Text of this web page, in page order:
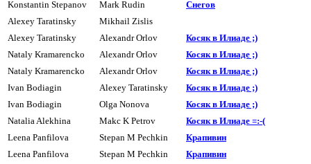
Konstantin Stepanov
Mark Rudin
Cнегов
Alexey Taratinsky
Mikhail Zislis
Alexey Taratinsky
Alexandr Orlov
Косяк в Илиаде ;)
Nataly Kramarencko
Alexandr Orlov
Косяк в Илиаде ;)
Nataly Kramarencko
Alexandr Orlov
Косяк в Илиаде ;)
Ivan Bodiagin
Alexey Taratinsky
Косяк в Илиаде ;)
Ivan Bodiagin
Olga Nonova
Косяк в Илиаде ;)
Natalia Alekhina
Makc K Petrov
Косяк в Илиаде =:-(
Leena Panfilova
Stepan M Pechkin
Кpапивин
Leena Panfilova
Stepan M Pechkin
Кpапивин